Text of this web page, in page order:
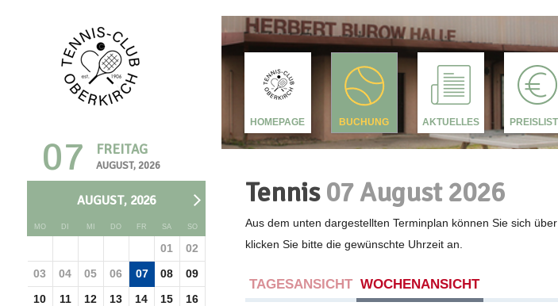
07 FREITAG
AUGUST, 2026
AUGUST, 2026
MO DI MI DO FR SA SO
01
02
03
04 05 06 07 08
09
10
11 12 13 14 15
16
HOMEPAGE BUCHUNG AKTUELLES
Tennis07 August 2026
Aus dem unten dargestellten Terminplan können Sie sich
klicken Sie bitte die gewünschte Uhrzeit an.
TAGESANSICHT WOCHENANSICHT